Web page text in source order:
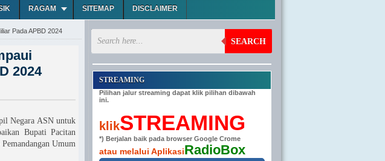
RAGAM SITEMAP DISCLAIMER
Pada APBD 2024
2024
Negara ASN untuk
Bupati Pacitan
Umum
SEARCH
STREAMING
Pilihan jalur streaming dapat klik pilihan dibawah
ini.
klikSTREAMING
*) Berjalan baik pada browser Google Crome
atau melalui AplikasiRadioBox